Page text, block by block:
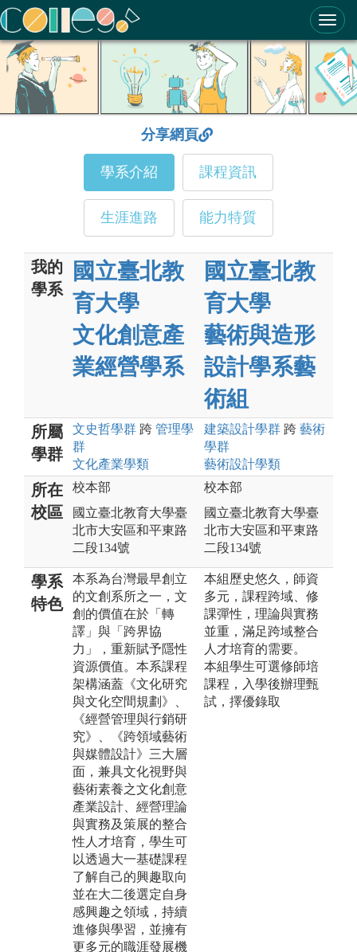
ColleGo! 大學選才與高中育才輔助系統
分享網頁
學系介紹 課程資訊
生涯進路 能力特質
我的
學系
國立臺北教
育大學
文化創意產
業經營學系
國立臺北教
育大學
藝術與造形
設計學系藝
術組
所屬
學群
文史哲學群 跨 管理學
群
文化產業學類
建築設計學群 跨 藝術
學群
藝術設計學類
所在
校區
校本部
國立臺北教育大學臺
北市大安區和平東路
二段134號
校本部
國立臺北教育大學臺
北市大安區和平東路
二段134號
學系
特色
本系為台灣最早創立
的文創系所之一，文
創的價值在於「轉
譯」與「跨界協
力」，重新賦予隱性
資源價值。本系課程
架構涵蓋《文化研究
與文化空間規劃》、
《經營管理與行銷研
究》、《跨領域藝術
與媒體設計》三大層
面，兼具文化視野與
藝術素養之文化創意
產業設計、經營理論
與實務及策展的整合
性人才培育，學生可
以透過大一基礎課程
了解自己的興趣取向
並在大二後選定自身
感興趣之領域，持續
進修與學習，並擁有
更多元的職涯發展機
本組歷史悠久，師資
多元，課程跨域、修
課彈性，理論與實務
並重，滿足跨域整合
人才培育的需要。
本組學生可選修師培
課程，入學後辦理甄
試，擇優錄取